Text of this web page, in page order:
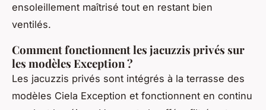
ensoleillement maîtrisé tout en restant bien
ventilés.
Comment fonctionnent les jacuzzis privés sur
les modèles Exception ?
Les jacuzzis privés sont intégrés à la terrasse des
modèles Ciela Exception et fonctionnent en continu